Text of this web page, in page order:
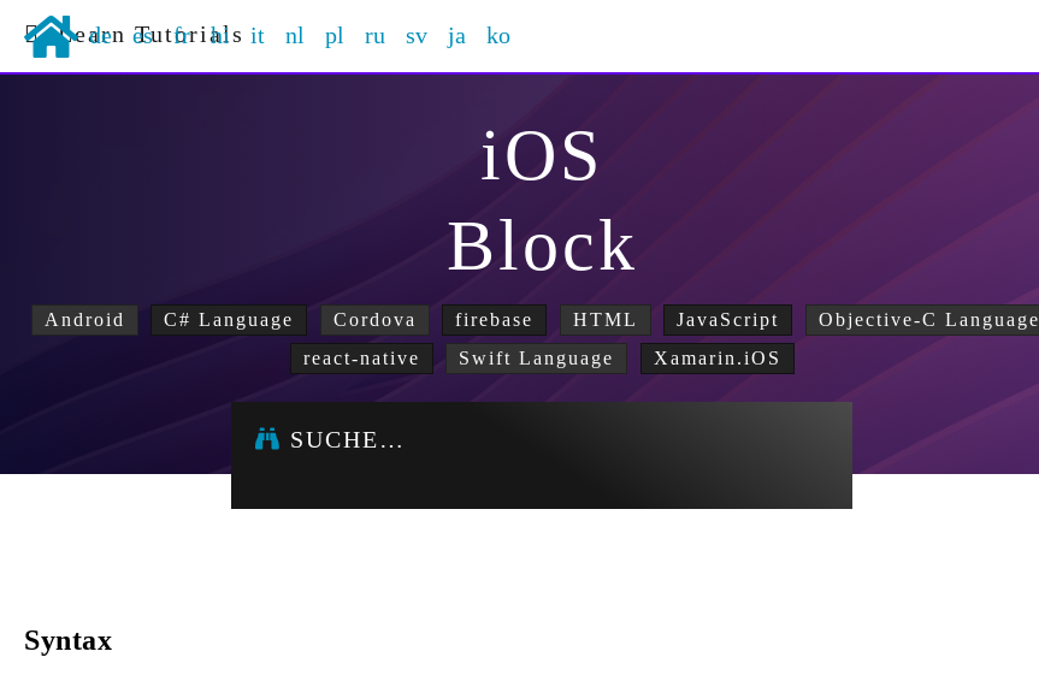
Learn Tutorials
de es fr hi it nl pl ru sv ja ko
iOS
Block
Android C# Language Cordova firebase HTML JavaScript
Objective-C Language
react-native
Swift Language Xamarin.iOS
SUCHE…
Syntax